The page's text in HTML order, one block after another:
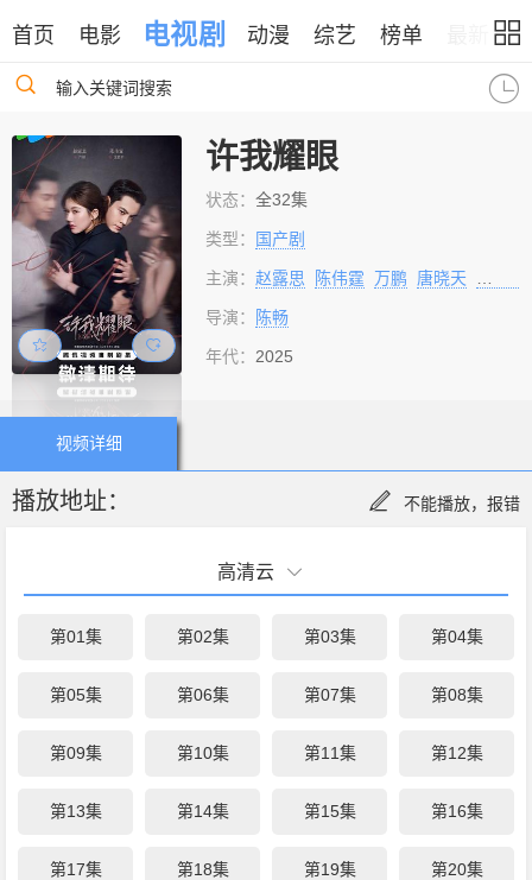
首页 电影 电视剧 动漫 综艺 榜单
输入关键词搜索
许我耀眼
状态：全32集
类型： 国产剧
主演：赵露思 陈伟霆 万鹏 唐晓天
导演： 陈畅
年代： 2025
视频详细
播放地址： 不能播放，报错
高清云
第01集 第02集 第03集 第04集
第05集 第06集 第07集 第08集
第09集 第10集 第11集 第12集
第13集 第14集 第15集 第16集
第17集 第18集 第19集 第20集